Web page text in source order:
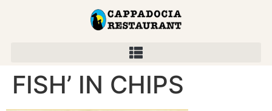
FISH’ IN CHIPS